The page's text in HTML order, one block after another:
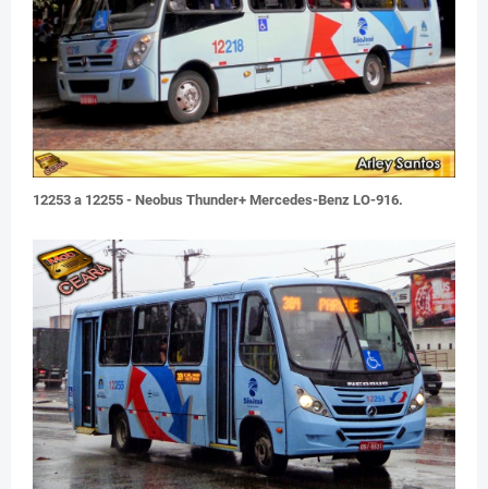
12253 a 12255 - Neobus Thunder+ Mercedes-Benz LO-916.